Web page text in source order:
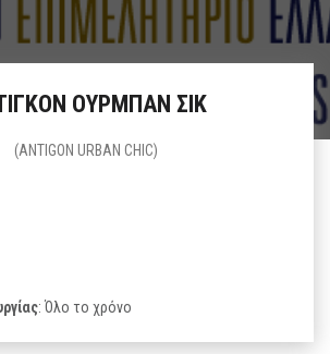
ΟΥΡΜΠΑΝ ΣΙΚ
(ANTIGON URBAN CHIC)
: Όλο το χρόνο